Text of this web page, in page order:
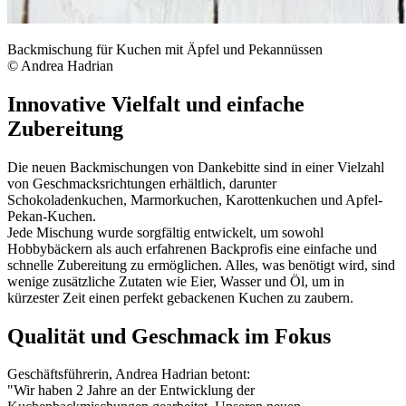
Backmischung für Kuchen mit Äpfel und Pekannüssen
© Andrea Hadrian
Innovative Vielfalt und einfache
Zubereitung
Die neuen Backmischungen von Dankebitte sind in einer Vielzahl
von Geschmacksrichtungen erhältlich, darunter
Schokoladenkuchen, Marmorkuchen, Karottenkuchen und Apfel-
Pekan-Kuchen.
Jede Mischung wurde sorgfältig entwickelt, um sowohl
Hobbybäckern als auch erfahrenen Backprofis eine einfache und
schnelle Zubereitung zu ermöglichen. Alles, was benötigt wird, sind
wenige zusätzliche Zutaten wie Eier, Wasser und Öl, um in
kürzester Zeit einen perfekt gebackenen Kuchen zu zaubern.
Qualität und Geschmack im Fokus
Geschäftsführerin, Andrea Hadrian betont:
"Wir haben 2 Jahre an der Entwicklung der